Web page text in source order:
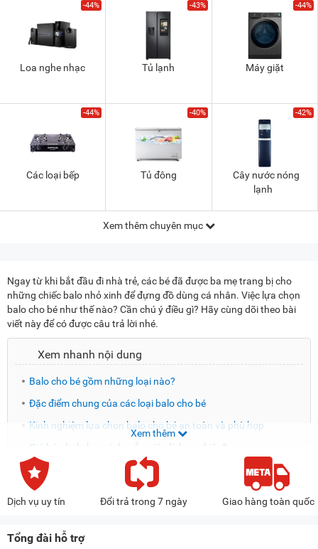
-44%
Loa nghe nhạc
-43%
Tủ lạnh
-44%
Máy giặt
-44%
Các loại bếp
-40%
Tủ đông
-42%
Cây nước nóng
lạnh
Xem thêm chuyên mục
Ngay từ khi bắt đầu đi nhà trẻ, các bé đã được ba mẹ trang bị cho
những chiếc balo nhỏ xinh để đựng đồ dùng cá nhân. Việc lựa chọn
balo cho bé như thế nào? Cần chú ý điều gì? Hãy cùng dõi theo bài
viết này để có được câu trả lời nhé.
Xem nhanh nội dung
Balo cho bé gồm những loại nào?
Đặc điểm chung của các loại balo cho bé
Kinh nghiệm lựa chọn balo cho bé an toàn và phù hợp
Giá bán balo học sinh mẫu giáo là bao nhiêu?
Mua balo cho bé ở đâu chất lượng, giá rẻ?
Balo cho bé gồm những loại nào?
Balo kéo và balo truyền thống.
Xem thêm
Dịch vụ uy tín Đổi trả trong 7 ngày Giao hàng toàn quốc
Tổng đài hỗ trợ